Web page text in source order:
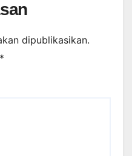
dipublikasikan.
*